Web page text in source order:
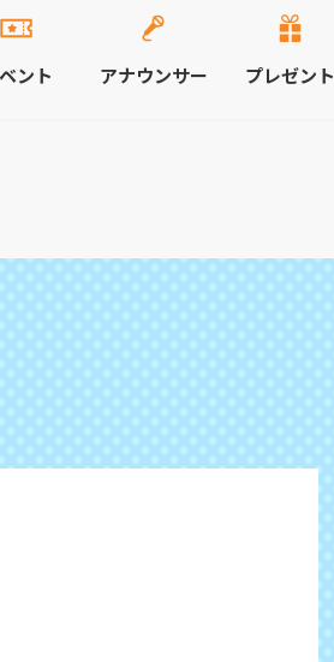
ント アナウンサー プレゼント